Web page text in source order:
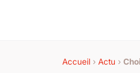
Accueil › Actu ›